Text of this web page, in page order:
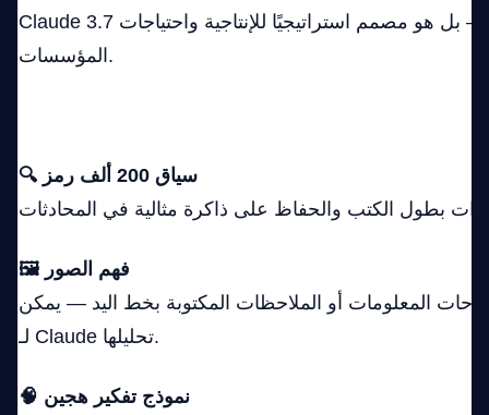
Claude 3.7 ليس ذكيًا فحسب — بل هو مصمم استراتيجيًا للإنتاجية واحتياجات
المؤسسات.
🔍 سياق 200 ألف رمز
🖼️ فهم الصور
المعلومات أو الملاحظات المكتوبة بخط اليد — يمكن
لـ Claude تحليلها.
🧠 نموذج تفكير هجين